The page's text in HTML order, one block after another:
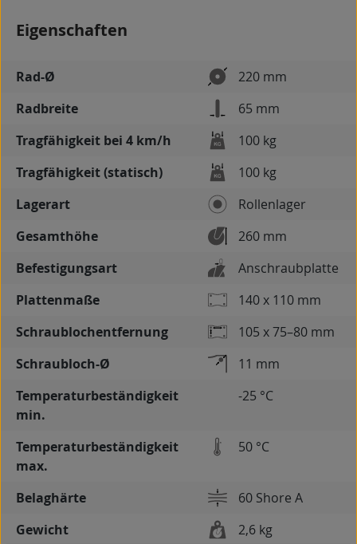
Eigenschaften
Rad-Ø
220 mm
Radbreite
65 mm
Tragfähigkeit bei 4 km/h
100 kg
Tragfähigkeit (statisch)
100 kg
Lagerart
Rollenlager
Gesamthöhe
260 mm
Befestigungsart
Anschraubplatte
Plattenmaße
140 x 110 mm
Schraublochentfernung
105 x 75–80 mm
Schraubloch-Ø
11 mm
Temperaturbeständigkeit
min.
-25 °C
Temperaturbeständigkeit
max.
50 °C
Belaghärte
60 Shore A
Gewicht
2,6 kg